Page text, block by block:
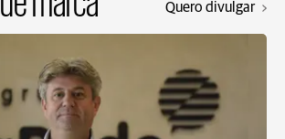
Quero divulgar